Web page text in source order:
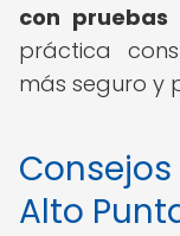
con pruebas
práctica
más seguro y
Alto